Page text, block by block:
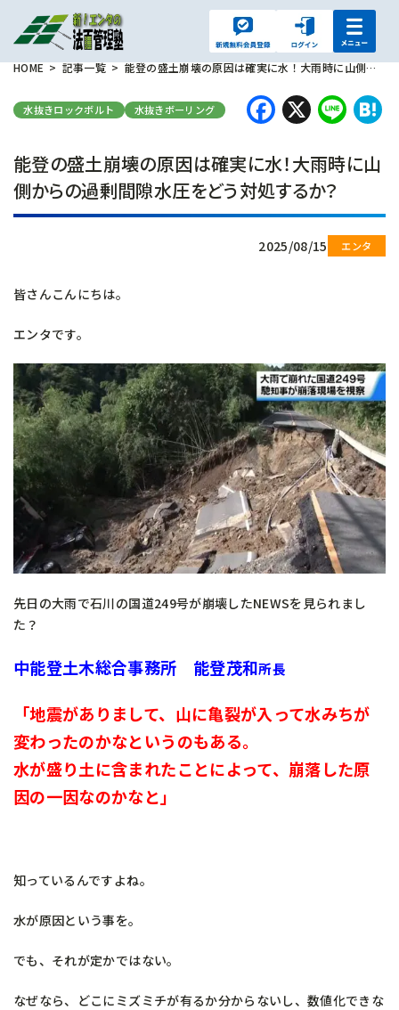
HOME 記事一覧 能登の盛土崩壊の原因は確実に水！大雨時に山側からの過剰間隙水圧をどう対処するか？
水抜きロックボルト 水抜きボーリング X
能登の盛土崩壊の原因は確実に水！大雨時に山
側からの過剰間隙水圧をどう対処するか？
2025/08/15
皆さんこんにちは。
エンタです。
先日の大雨で石川の国道249号が崩壊したNEWSを見られまし
た？
中能登土木総合事務所 能登茂和所長
「地震がありまして、山に亀裂が入って水みちが
変わったのかなというのもある。
水が盛り土に含まれたことによって、崩落した原
因の一因なのかなと」
知っているんですよね。
水が原因という事を。
でも、それが定かではない。
なぜなら、どこにミズミチが有るか分からないし、数値化できな